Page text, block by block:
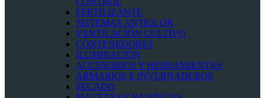
FERTILIZANTE
SISTEMAS ANTIOLOR
VENTILACIÓN CULTIVO
CONTENEDORES
ILUMINACIÓN
ACCESORIOS Y HERRAMIENTAS
ARMARIOS E INVERNADEROS
SECADO